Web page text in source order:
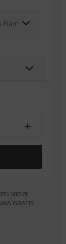
500 ZŁ
GRATIS